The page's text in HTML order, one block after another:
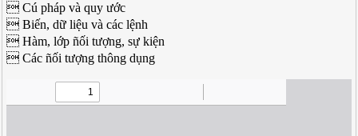
 Cú pháp và quy ước
 Biến, dữ liệu và các lệnh
 Hàm, lớp ñối tượng, sự kiện
 Các ñối tượng thông dụng